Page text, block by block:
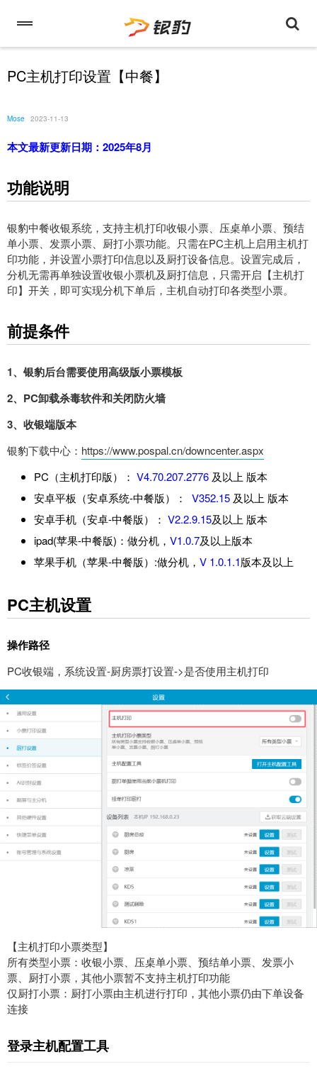
PC主机打印设置【中餐】
Mose 2023-11-13
本文最新更新日期：2025年8月
功能说明
银豹中餐收银系统，支持主机打印收银小票、压桌单小票、预结
单小票、发票小票、厨打小票功能。只需在PC主机上启用主机打
印功能，并设置小票打印信息以及厨打设备信息。设置完成后，
分机无需再单独设置收银小票机及厨打信息，只需开启【主机打
印】开关，即可实现分机下单后，主机自动打印各类型小票。
前提条件
1、银豹后台需要使用高级版小票模板
2、PC卸载杀毒软件和关闭防火墙
3、收银端版本
银豹下载中心： https://www.pospal.cn/downcenter.aspx
PC（主机打印版）： V4.70.207.2776 及以上 版本
安卓平板（安卓系统-中餐版）： V352.15 及以上 版本
安卓手机（安卓-中餐版）： V2.2.9.15及以上 版本
ipad(苹果-中餐版)：做分机， V1.0.7及以上版本
苹果手机（苹果-中餐版）:做分机， V 1.0.1.1版本及以上
PC主机设置
操作路径
PC收银端，系统设置-厨房票打设置->是否使用主机打印
【主机打印小票类型】
所有类型小票：收银小票、压桌单小票、预结单小票、发票小
票、厨打小票，其他小票暂不支持主机打印功能
仅厨打小票：厨打小票由主机进行打印，其他小票仍由下单设备
连接
登录主机配置工具